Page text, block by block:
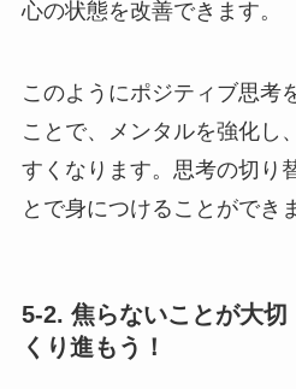
心の状態を改善できます。
このようにポジティブ思考
ことで、メンタルを強化し
すくなります。思考の切り
とで身につけることができ
5-2. 焦らないことが大切
くり進もう！